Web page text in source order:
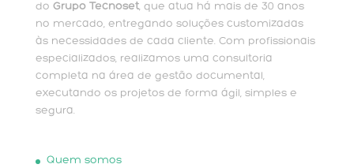
do Grupo Tecnoset, que atua há mais de 30 anos
no mercado, entregando soluções customizadas
às necessidades de cada cliente. Com profissionais
especializados, realizamos uma consultoria
completa na área de gestão documental,
executando os projetos de forma ágil, simples e
segura.
Quem somos